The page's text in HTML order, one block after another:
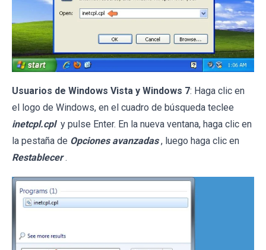
Usuarios de Windows Vista y Windows 7: Haga clic en
el logo de Windows, en el cuadro de búsqueda teclee
inetcpl.cpl y pulse Enter. En la nueva ventana, haga clic en
la pestaña de Opciones avanzadas , luego haga clic en
Restablecer .